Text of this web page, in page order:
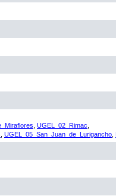
UGEL_02_Rimac
UGEL_05_San_Juan_de_Lurigancho